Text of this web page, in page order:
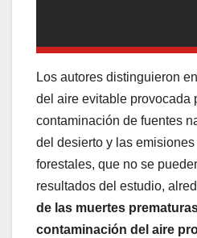
Los autores distinguieron
del aire evitable provocada
contaminación de fuentes
del desierto y las
forestales, que no se
resultados del estudio,
de las muertes
contaminación del aire